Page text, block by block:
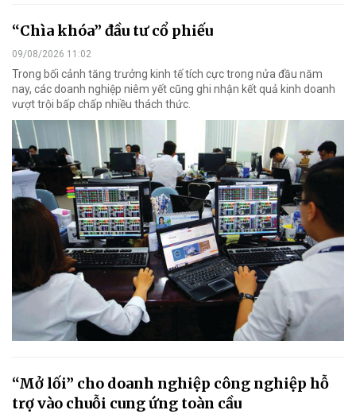
“Chìa khóa” đầu tư cổ phiếu
09/08/2026 11:02
Trong bối cảnh tăng trưởng kinh tế tích cực trong nửa đầu năm
nay, các doanh nghiệp niêm yết cũng ghi nhận kết quả kinh doanh
vượt trội bấp chấp nhiều thách thức.
“Mở lối” cho doanh nghiệp công nghiệp hỗ
trợ vào chuỗi cung ứng toàn cầu